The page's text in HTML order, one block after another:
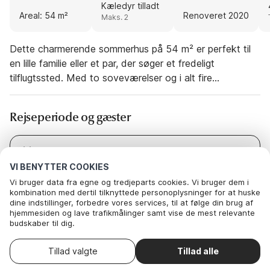
VI BENYTTER COOKIES
Vi bruger data fra egne og tredjeparts cookies. Vi bruger dem i
kombination med dertil tilknyttede personoplysninger for at huske
dine indstillinger, forbedre vores services, til at følge din brug af
hjemmesiden og lave trafikmålinger samt vise de mest relevante
budskaber til dig.
hvilke af vores valgfrie cookies du vil acceptere.
Læs mere om vores cookie- og privatlivspolitik. Du kan
Her
Tillad alle
Tillad valgte
Areal: 54 m²
Kæledyr tilladt
Maks. 2 Renoveret 2020
Dette charmerende sommerhus på 54 m² er perfekt til
en lille familie eller et par, der søger et fredeligt
tilflugtssted. Med to soveværelser og i alt fire
sovepladser er huset hyggeligt og komfortabelt. Små
kæledyrsvenlige familier. Ejendommen er indrettet med
et funktionelt badeværelse og et velindrettet åbent
køkken/alrum, der skaber et godt rum til madlavning og
socialt samvær. Sengelinned, håndklæder og
viskestykker er til rådighed for din bekvemmelighed, og
huset inkluderer gratis internet for at holde forbindelsen.
Huset ligger kun 400 meter fra stranden og tilbyder nem
adgang til svømning, afslapning eller vandreture langs
kysten. Ebeltoft, med sine maleriske brostensbelagte
gader, små butikker og restauranter, er i nærheden.
Rejseperiode og gæster
Vælg ankomstdato